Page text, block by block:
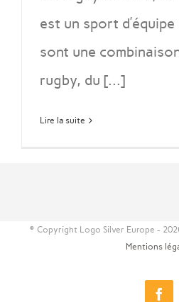
est un sport
sont une
rugby, du [...]
Lire la suite
© Copyright Logo Silver Europe -
Mentions